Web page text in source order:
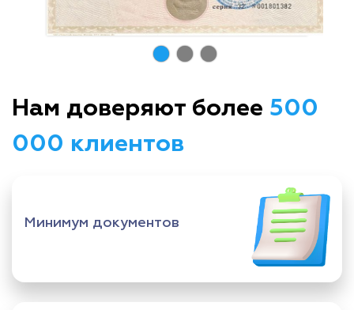
Нам доверяют более 500
000 клиентов
Минимум документов